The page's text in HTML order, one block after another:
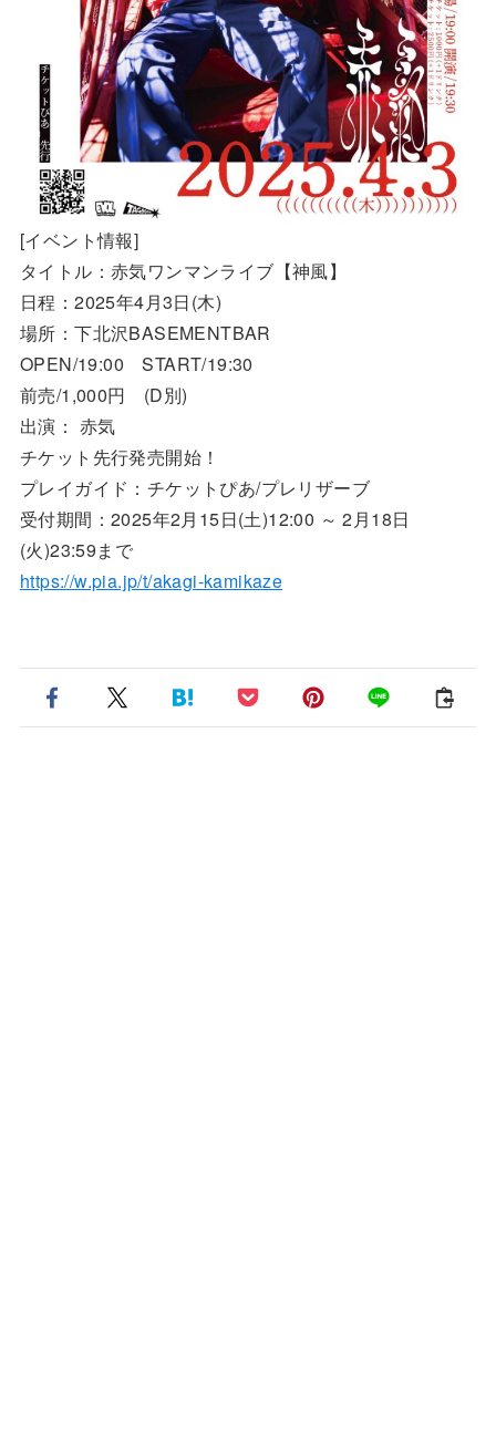
[イベント情報]
タイトル：赤気ワンマンライブ【神風】
日程：2025年4月3日(木)
場所：下北沢BASEMENTBAR
OPEN/19:00 START/19:30
前売/1,000円 (D別)
出演： 赤気
チケット先行発売開始！
プレイガイド：チケットぴあ/プレリザーブ
受付期間：2025年2月15日(土)12:00 ～ 2月18日
(火)23:59まで
https://w.pia.jp/t/akagi-kamikaze